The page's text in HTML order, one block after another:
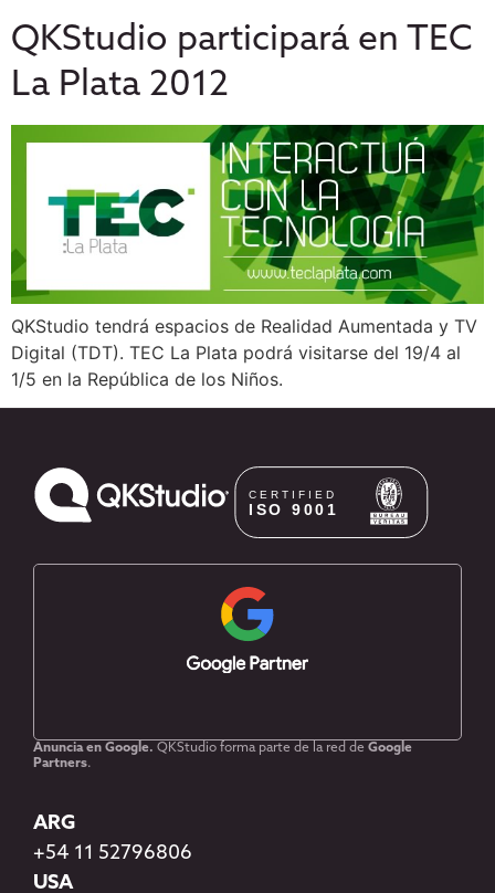
QKStudio participará en TEC
La Plata 2012
QKStudio tendrá espacios de Realidad Aumentada y TV
Digital (TDT). TEC La Plata podrá visitarse del 19/4 al
1/5 en la República de los Niños.
Anuncia en Google. QKStudio forma parte de la red de Google
Partners.
ARG
+54 11 52796806
USA